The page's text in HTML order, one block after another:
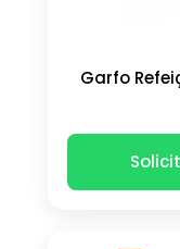
Garfo